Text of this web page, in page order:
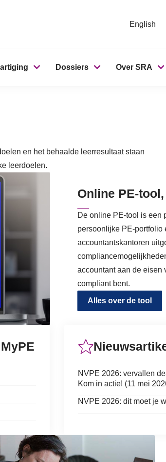
English
Dossiers Over SRA
en het behaalde leerresultaat staan
leerdoelen.
Online PE-
De online PE-tool is een
persoonlijke PE-
accountantskantoren
accountant aan de eisen
compliant bent.
Alles over de tool
NVPE 2026: vervallen
Kom in actie! (11 mei
NVPE 2026: dit moet je